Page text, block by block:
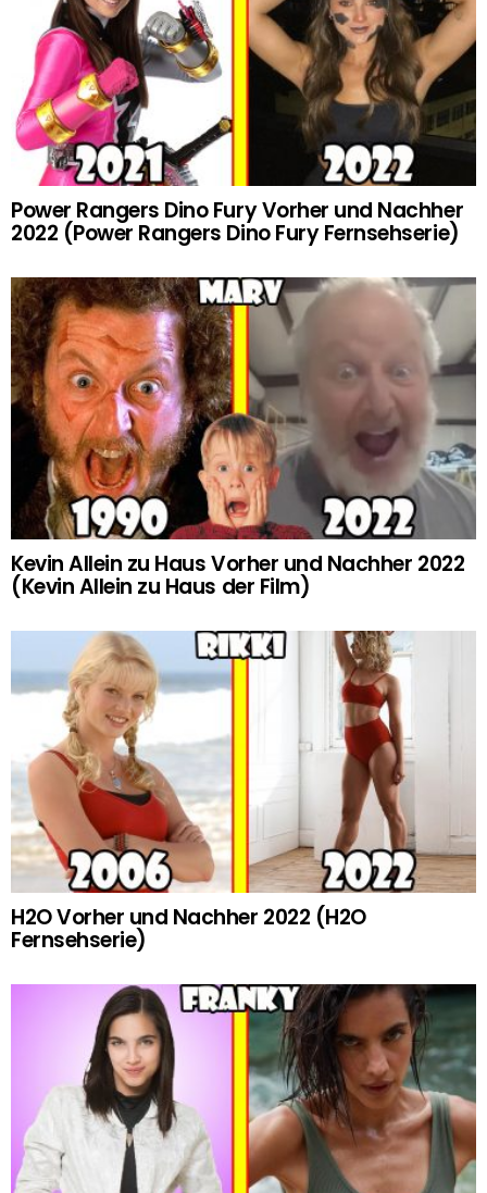
Power Rangers Dino Fury Vorher und Nachher
2022 (Power Rangers Dino Fury Fernsehserie)
Kevin Allein zu Haus Vorher und Nachher 2022
(Kevin Allein zu Haus der Film)
H2O Vorher und Nachher 2022 (H2O
Fernsehserie)